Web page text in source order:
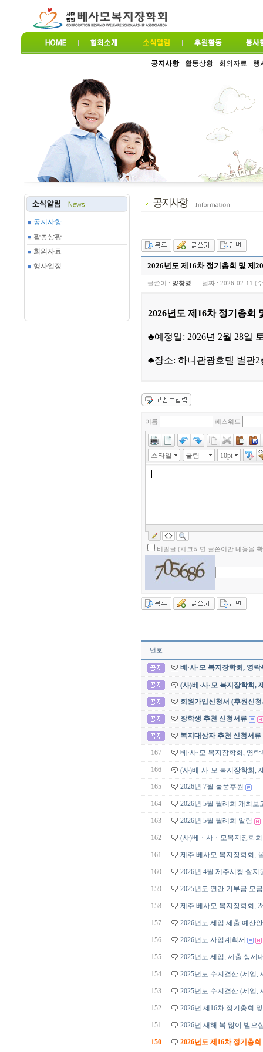
공지사항 활동상황 회의자료 행
공지사항
활동상황
회의자료
행사일정
2026년도 제16차 정기총회 및 제
글쓴이 : 양창영 날짜 : 2026-02-11 (
2026년도 제16차 정기총회
♣예정일: 2026년 2월 28일
♣장소: 하니관광호텔 별관2
이름 패스워드
스타일 굴림 10pt
비밀글 (체크하면 글쓴이만 내용을
번호
베·사·모 복지장학회, 영
(사)베·사·모 복지장학회
회원가입신청서 (후원신
장학생 추천 신청서류
복지대상자 추천 신청서류
167 베·사·모 복지장학회, 영
166
(사)베·사·모 복지장학회
165
2026년 7월 물품후원
164 2026년 5월 월례회 개최보
163 2026년 5월 월례회 알림
162 (사)베ㆍ사ㆍ모복지장학
161 제주 베사모 복지장학회,
160 2026년 4월 제주시청 쌀지
159 2025년도 연간 기부금 모
158 제주 베사모 복지장학회,
157 2026년도 세입 세출 예산안
156 2026년도 사업계획서
155 2025년도 세입, 세출 상세
154 2025년도 수지결산 (세입,
153 2025년도 수지결산 (세입,
152 2026년 제16차 정기총회
151 2026년 새해 복 많이 받으
150 2026년도 제16차 정기총